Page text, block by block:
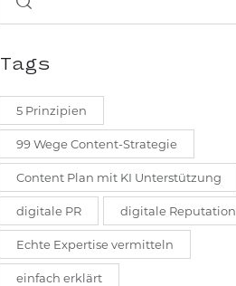
Tags
5 Prinzipien
99 Wege Content-Strategie
Content Plan mit KI Unterstützung
digitale PR digitale Reputation
Echte Expertise vermitteln
einfach erklärt